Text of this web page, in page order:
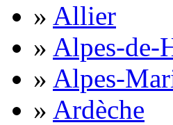
» Allier
» Alpes-de-
» Alpes-
» Ardèche